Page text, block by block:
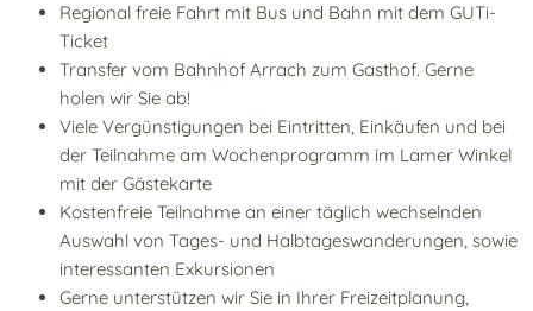
Regional freie Fahrt mit Bus und Bahn mit dem GUTi-
Ticket
Transfer vom Bahnhof Arrach zum Gasthof. Gerne
holen wir Sie ab!
Viele Vergünstigungen bei Eintritten, Einkäufen und bei
der Teilnahme am Wochenprogramm im Lamer Winkel
mit der Gästekarte
Kostenfreie Teilnahme an einer täglich wechselnden
Auswahl von Tages- und Halbtageswanderungen, sowie
interessanten Exkursionen
Gerne unterstützen wir Sie in Ihrer Freizeitplanung,